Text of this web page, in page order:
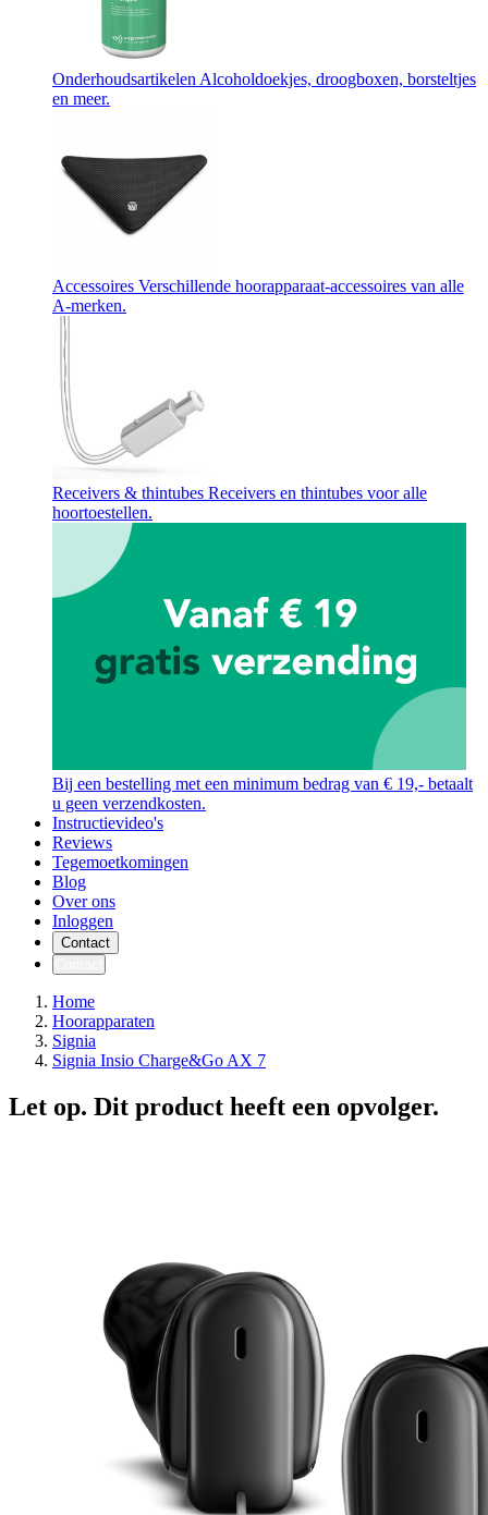
Onderhoudsartikelen Alcoholdoekjes, droogboxen, borsteltjes
en meer.
Accessoires Verschillende hoorapparaat-accessoires van alle
A-merken.
Receivers & thintubes Receivers en thintubes voor alle
hoortoestellen.
Bij een bestelling met een minimum bedrag van € 19,- betaalt
u geen verzendkosten.
Instructievideo's
Reviews
Tegemoetkomingen
Blog
Over ons
Inloggen
Contact
Home
Hoorapparaten
Signia
Signia Insio Charge&Go AX 7
Let op. Dit product heeft een opvolger.